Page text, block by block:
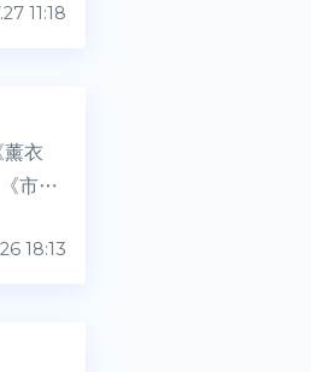
11:18
18:13
衣
市井